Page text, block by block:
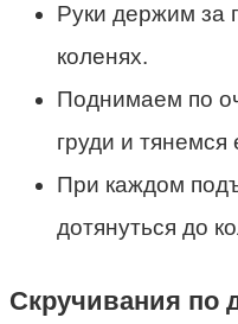
Руки держим за
коленях.
Поднимаем по
груди и тянемся
При каждом
дотянуться до
Скручивания по